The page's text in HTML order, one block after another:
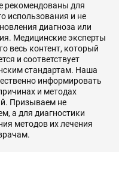
рекомендованы для
использования и не
диагноза или
Медицинские эксперты
весь контент, который
и соответствует
стандартам. Наша
информировать
и методах
Призываем не
а для диагностики
методов их лечения